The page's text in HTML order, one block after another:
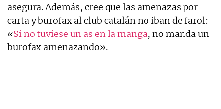
asegura. Además, cree que las amenazas por
carta y burofax al club catalán no iban de farol:
«Si no tuviese un as en la manga, no manda un
burofax amenazando».